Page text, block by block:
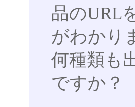
品のURL
がわかり
何種類も
ですか？